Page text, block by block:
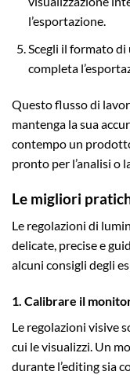
l’esportazione.
Scegli il formato di
completa
Questo flusso di
mantenga la sua
contempo un
pronto per l’analisi o
Le migliori
Le regolazioni di
delicate, precise e
alcuni consigli degli
1. Calibrare il
Le regolazioni visive
cui le visualizzi. Un
durante l’editing sia